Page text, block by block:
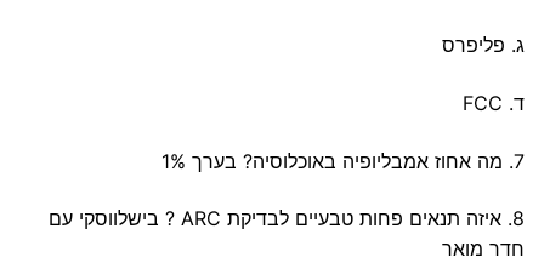
ג. פליפרס
ד. FCC
7. מה אחוז אמבליופיה באוכלוסיה? בערך 1%
8. איזה תנאים פחות טבעיים לבדיקת ARC ? בישלווסקי עם
חדר מואר